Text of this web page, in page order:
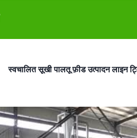
स्वचालित सूखी पालतू फ़ीड उत्पादन लाइन